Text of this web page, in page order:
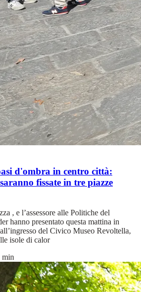
d'ombra in centro città:
fissate in tre piazze
, e l’assessore alle Politiche del
hanno presentato questa mattina in
del Civico Museo Revoltella,
isole di calor
min